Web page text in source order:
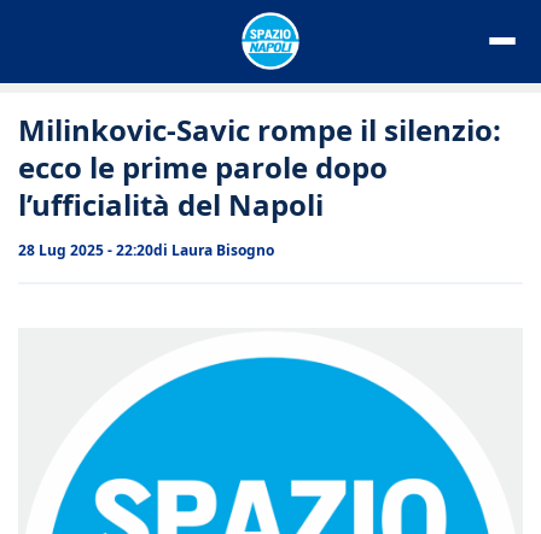
Milinkovic-Savic rompe il silenzio:
ecco le prime parole dopo
l’ufficialità del Napoli
28 Lug 2025 - 22:20di Laura Bisogno